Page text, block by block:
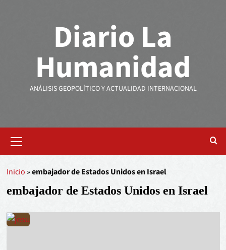
Diario La
Humanidad
ANÁLISIS GEOPOLÍTICO Y ACTUALIDAD INTERNACIONAL
Inicio »embajador de Estados Unidos en Israel
embajador de Estados Unidos en Israel